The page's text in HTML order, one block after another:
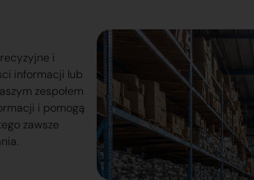
i
informacji lub
zespołem
i pomogą
zawsze